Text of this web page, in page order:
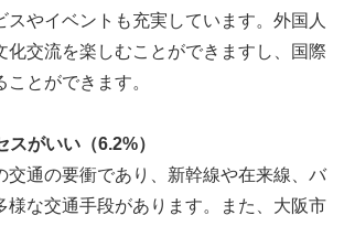
スやイベントも充実しています。外国人
化交流を楽しむことができますし、国際
とができます。
がいい（6.2%）
交通の要衝であり、新幹線や在来線、バ
様な交通手段があります。また、大阪市